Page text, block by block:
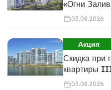
«Огни
03.08.2026
Акция
Скидка при
квартиры
03.08.2026